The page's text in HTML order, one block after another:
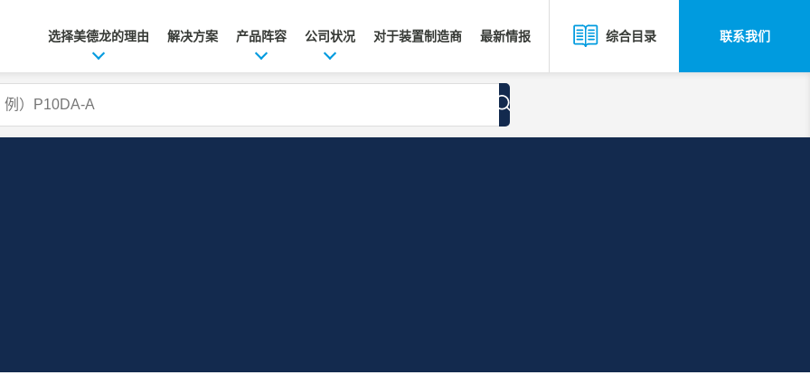
选择美德龙的理由 解决方案 产品阵容 公司状况 对于装置制造商 最新情报 综合目录 联系我们